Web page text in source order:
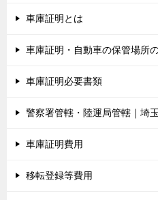
車庫証明とは
車庫証明・自動車の保管場所
車庫証明必要書類
警察署管轄・陸運局管轄｜埼玉
車庫証明費用
移転登録等費用